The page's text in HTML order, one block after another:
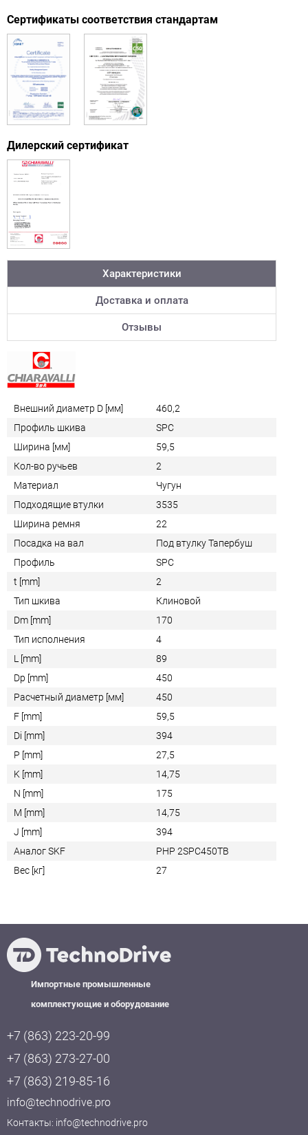
Сертификаты соответствия стандартам
Дилерский сертификат
Характеристики
Доставка и оплата
Отзывы
Внешний диаметр D [мм]
460,2
Профиль шкива
SPC
Ширина [мм]
59,5
Кол-во ручьев
2
Материал
Чугун
Подходящие втулки
3535
Ширина ремня
22
Посадка на вал
Под втулку Тапербуш
Профиль
SPC
t [mm]
2
Тип шкива
Клиновой
Dm [mm]
170
Тип исполнения
4
L [mm]
89
Dp [mm]
450
Расчетный диаметр [мм]
450
F [mm]
59,5
Di [mm]
394
P [mm]
27,5
K [mm]
14,75
N [mm]
175
M [mm]
14,75
J [mm]
394
Аналог SKF
PHP 2SPC450TB
Вес [кг]
27
Импортные промышленные
комплектующие и оборудование
+7 (863) 223-20-99
+7 (863) 273-27-00
+7 (863) 219-85-16
info@technodrive.pro
Контакты: info@technodrive.pro